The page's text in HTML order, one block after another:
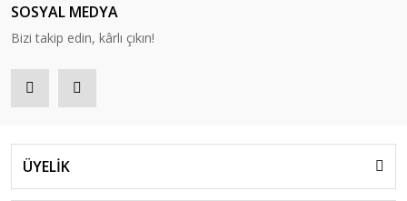
SOSYAL MEDYA
Bizi takip edin, kârlı çıkın!
ÜYELİK